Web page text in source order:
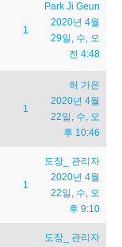
1
Park Ji Geun
2020년 4월
29일, 수, 오
전 4:48
1
허 가은
2020년 4월
22일, 수, 오
후 10:46
1
도장_ 관리자
2020년 4월
22일, 수, 오
후 9:10
도장_ 관리자